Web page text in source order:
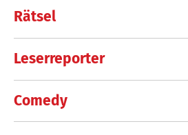
Rätsel
Leserreporter
Comedy